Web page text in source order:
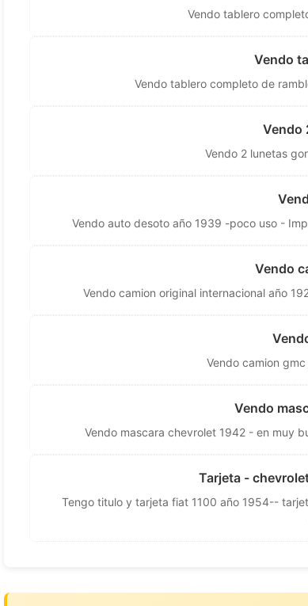
Vendo tablero
Vendo
Vendo tablero completo de
Vendo
Vendo 2 lunetas
Vendo auto desoto año 1939 -poco uso -
Vendo
Vendo camion original internacional año
Vendo camion
Vendo
Vendo mascara chevrolet 1942 - en muy
Tarjeta -
Tengo titulo y tarjeta fiat 1100 año 1954--